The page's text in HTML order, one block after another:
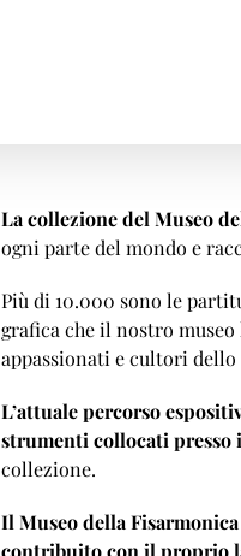
La collezione del Museo
ogni parte del mondo e
Più di 10.000 sono le
grafica che il nostro
appassionati e cultori
L’attuale percorso
strumenti collocati presso
collezione.
Il Museo della
contribuito con il proprio